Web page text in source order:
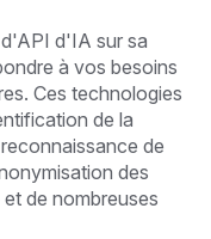
d'IA sur sa
à vos besoins
Ces technologies
de la
de
des
de nombreuses